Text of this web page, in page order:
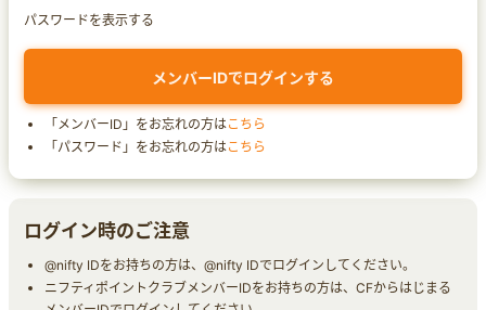
パスワードを表示する
「メンバーID」をお忘れの方はこちら
「パスワード」をお忘れの方はこちら
ログイン時のご注意
@nifty IDをお持ちの方は、@nifty IDでログインしてください。
ニフティポイントクラブメンバーIDをお持ちの方は、CFからはじまる